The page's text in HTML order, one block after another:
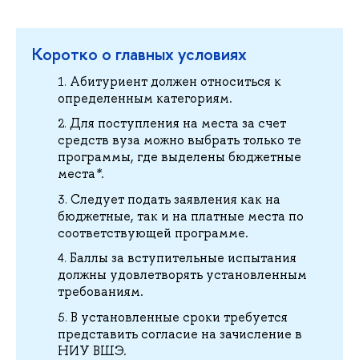
Коротко о главных условиях
Абитуриент должен относиться к
определенным категориям.
Для поступления на места за счет
средств вуза можно выбрать только те
программы, где выделены бюджетные
места*.
Следует подать заявления как на
бюджетные, так и на платные места по
соответствующей программе.
Баллы за вступительные испытания
должны удовлетворять установленным
требованиям.
В установленные сроки требуется
представить согласие на зачисление в
НИУ ВШЭ.